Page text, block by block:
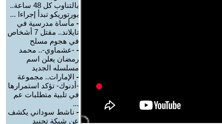
بالتناوب كل 48 ساعة..
بورتوريكو تبدأ إجراءا ...
- مأساة مدرسية في
تايلاند.. مقتل 7 أشخاص
في هجوم مسلح
- -عشماوي-.. محمد
رمضان يعلن اسم
مسلسله الجديد
- الإمارات.. مجموعة
-أدنوك- تؤكد استمرارها
في تلبية متطلبات عم
...
- ناشط سوداني يكشف
عن شبكة تجنيد